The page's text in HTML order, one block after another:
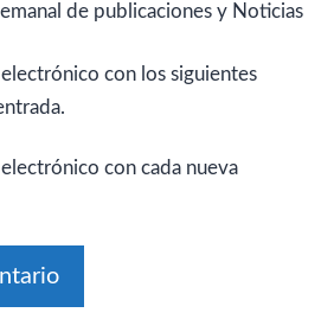
de publicaciones y Noticias
con los siguientes
con cada nueva